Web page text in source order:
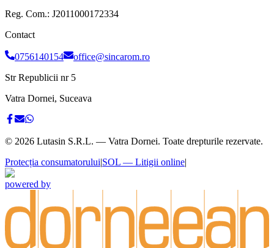
Reg. Com.: J2011000172334
Contact
0756140154
office@sincarom.ro
Str Republicii nr 5
Vatra Dornei, Suceava
© 2026 Lutasin S.R.L. — Vatra Dornei. Toate drepturile rezervate.
Protecția consumatorului|SOL — Litigii online|
powered by